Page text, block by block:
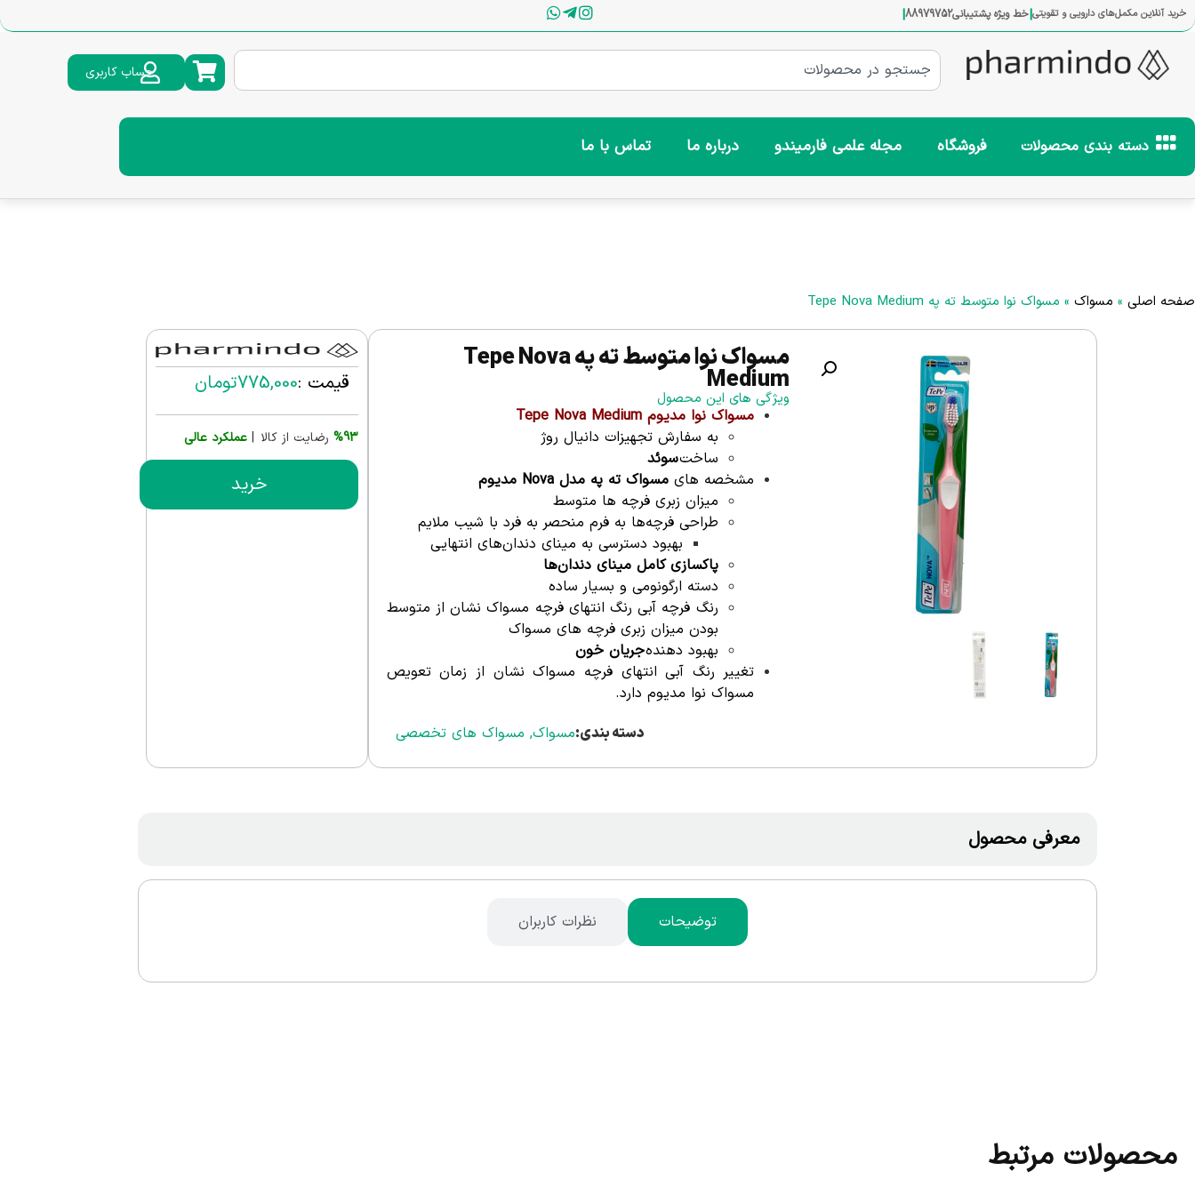
خرید آنلاین مکمل‌های دارویی و تقویتی|خط ویژه پشتیبانی88979752
|
حساب کاربری
دسته بندی محصولات فروشگاه مجله علمی فارمیندو درباره ما تماس با ما
صفحه اصلی » مسواک » مسواک نوا متوسط ته په Tepe Nova Medium
مسواک نوا متوسط ته په Tepe Nova
Medium
ویژگی های این محصول
مسواک نوا مدیوم Tepe Nova Medium
به سفارش تجهیزات دانیال روژ
ساختسوئد
مشخصه هایمسواک ته په مدل Nova مدیوم
میزان زبری فرچه ها متوسط
طراحی فرچه‌ها به فرم منحصر به فرد با شیب ملایم
بهبود دسترسی به مینای دندان‌های انتهایی
پاکسازی کامل مینای دندان‌ها
دسته ارگونومی و بسیار ساده
رنگ فرچه آبی رنگ انتهای فرچه‌ مسواک نشان از متوسط
بودن میزان زبری فرچه های مسواک
بهبود دهندهجریان خون
تغییر رنگ آبی انتهای فرچه مسواک نشان از زمان تعویص
مسواک نوا مدیوم دارد.
مسواک, مسواک های تخصصی دسته بندی:
قیمت :775,000تومان
%93 رضایت از کالا | عملکرد عالی
خرید
معرفی محصول
توضیحات نظرات کاربران
محصولات مرتبط